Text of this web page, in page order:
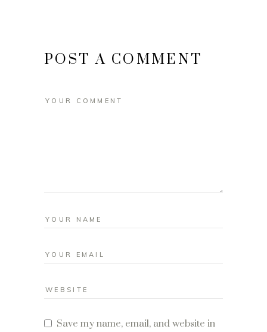
POST A COMMENT
Save my name, email, and website in